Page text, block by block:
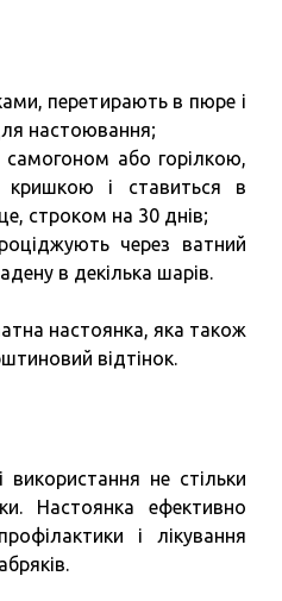
перетирають в пюре і
настоювання;
самогоном або горілкою,
кришкою і ставиться в
строком на 30 днів;
через ватний
в декілька шарів.
настоянка, яка також
відтінок.
не стільки
Настоянка ефективно
і лікування